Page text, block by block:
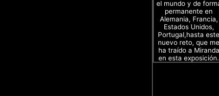
el mundo y de
permanente en
Alemania, Francia,
Estados Unidos,
Portugal,hasta este
nuevo reto, que me
ha traído a Miranda
en esta exposición.